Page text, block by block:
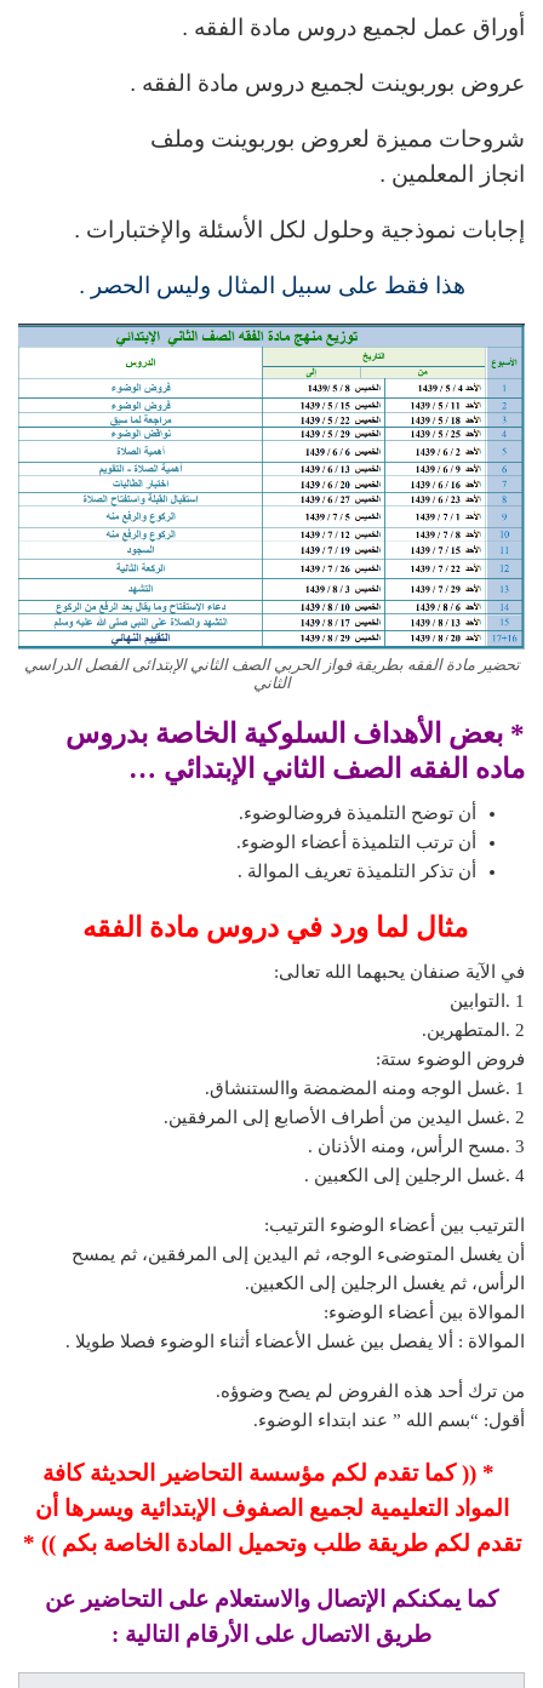
أوراق عمل لجميع دروس مادة الفقه .
عروض بوربوينت لجميع دروس مادة الفقه .
شروحات مميزة لعروض بوربوينت وملف
انجاز المعلمين .
إجابات نموذجية وحلول لكل الأسئلة والإختبارات .
هذا فقط على سبيل المثال وليس الحصر .
تحضير مادة الفقه بطريقة فواز الحربي الصف الثاني الإبتدائى الفصل الدراسي
الثاني
* بعض الأهداف السلوكية الخاصة بدروس
ماده الفقه الصف الثاني الإبتدائي …
أن توضح التلميذة فروضالوضوء.
أن ترتب التلميذة أعضاء الوضوء.
أن تذكر التلميذة تعريف الموالة .
مثال لما ورد في دروس مادة الفقه
في الآية صنفان يحبهما الله تعالى:
1 .التوابين
2 .المتطهرين.
فروض الوضوء ستة:
1 .غسل الوجه ومنه المضمضة واالستنشاق.
2 .غسل اليدين من أطراف الأصابع إلى المرفقين.
3 .مسح الرأس، ومنه الأذنان .
4 .غسل الرجلين إلى الكعبين .
الترتيب بين أعضاء الوضوء الترتيب:
أن يغسل المتوضىء الوجه، ثم اليدين إلى المرفقين، ثم يمسح
الرأس، ثم يغسل الرجلين إلى الكعبين.
الموالاة بين أعضاء الوضوء:
الموالاة : ألا يفصل بين غسل الأعضاء أثناء الوضوء فصلا طويلا .
من ترك أحد هذه الفروض لم يصح وضوؤه.
أقول: “بسم الله ” عند ابتداء الوضوء.
* (( كما تقدم لكم مؤسسة التحاضير الحديثة كافة
المواد التعليمية لجميع الصفوف الإبتدائية ويسرها أن
تقدم لكم طريقة طلب وتحميل المادة الخاصة بكم )) *
كما يمكنكم الإتصال والاستعلام على التحاضير عن
طريق الاتصال على الأرقام التالية :